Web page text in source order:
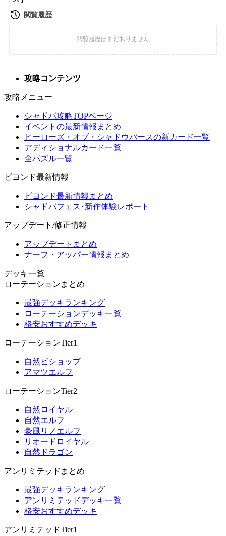
攻略コンテンツ
攻略メニュー
シャドバ攻略TOPページ
イベントの最新情報まとめ
ヒーローズ・オブ・シャドウバースの新カード一覧
アディショナルカード一覧
全パズル一覧
ビヨンド最新情報
ビヨンド最新情報まとめ
シャドバフェス･新作体験レポート
アップデート/修正情報
アップデートまとめ
ナーフ・アッパー情報まとめ
デッキ一覧
ローテーションまとめ
最強デッキランキング
ローテーションデッキ一覧
格安おすすめデッキ
ローテーションTier1
自然ビショップ
アマツエルフ
ローテーションTier2
自然ロイヤル
自然エルフ
豪風リノエルフ
リオードロイヤル
自然ドラゴン
アンリミテッドまとめ
最強デッキランキング
アンリミテッドデッキ一覧
格安おすすめデッキ
アンリミテッドTier1